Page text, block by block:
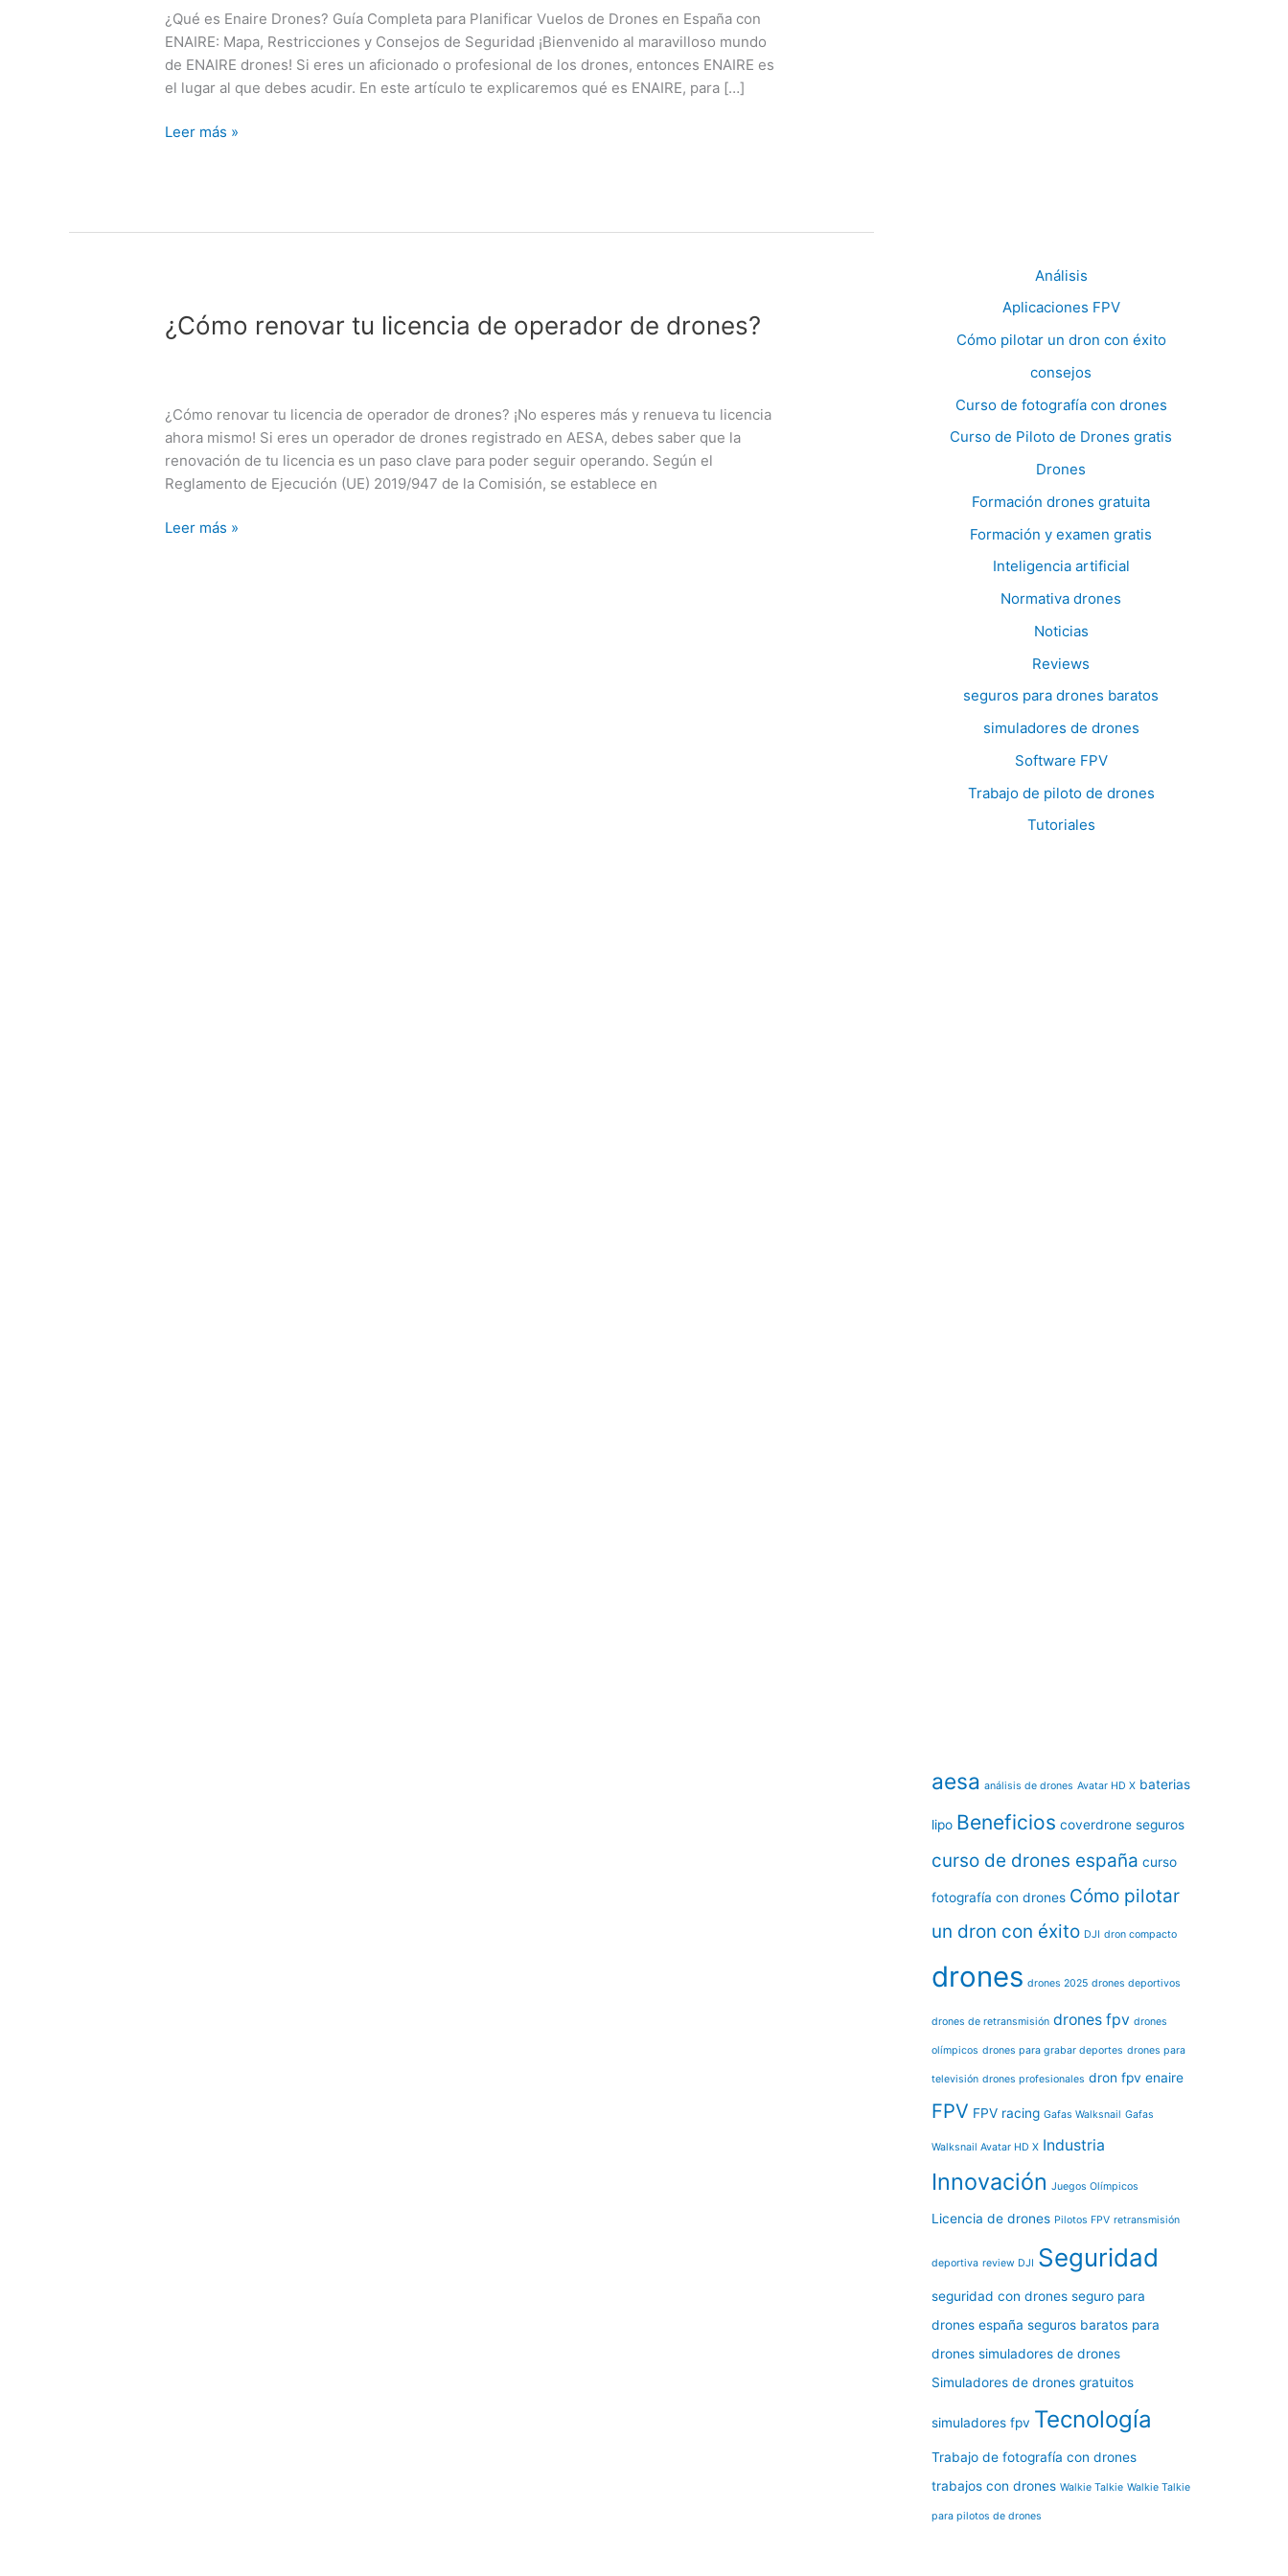
¿Qué es Enaire Drones? Guía Completa para Planificar Vuelos de Drones en España con
ENAIRE: Mapa, Restricciones y Consejos de Seguridad ¡Bienvenido al maravilloso mundo
de ENAIRE drones! Si eres un aficionado o profesional de los drones, entonces ENAIRE es
el lugar al que debes acudir. En este artículo te explicaremos qué es ENAIRE, para […]
Leer más »
¿Cómo renovar tu licencia de operador de drones?
¿Cómo renovar tu licencia de operador de drones? ¡No esperes más y renueva tu licencia
ahora mismo! Si eres un operador de drones registrado en AESA, debes saber que la
renovación de tu licencia es un paso clave para poder seguir operando. Según el
Reglamento de Ejecución (UE) 2019/947 de la Comisión, se establece en
¿Cómo
renovar
de
operador
de
drones?
Leer más »
Análisis
Aplicaciones FPV
Cómo pilotar un dron con éxito
consejos
Curso de fotografía con drones
Curso de Piloto de Drones gratis
Drones
Formación drones gratuita
Formación y examen gratis
Inteligencia artificial
Normativa drones
Noticias
Reviews
seguros para drones baratos
simuladores de drones
Software FPV
Trabajo de piloto de drones
Tutoriales
aesa análisis de drones Avatar HD X baterias
lipo Beneficios coverdrone seguros
curso de drones españa curso
fotografía con drones Cómo pilotar
un dron con éxito DJI dron compacto
drones drones 2025 drones deportivos
drones de retransmisión drones fpv drones
olímpicos drones para grabar deportes drones para
televisión drones profesionales dron fpv enaire
FPV FPV racing Gafas Walksnail Gafas
Walksnail Avatar HD X Industria
Innovación Juegos Olímpicos
Licencia de drones Pilotos FPV retransmisión
deportiva review DJI Seguridad
seguridad con drones seguro para
drones españa seguros baratos para
drones simuladores de drones
Simuladores de drones gratuitos
simuladores fpv Tecnología
Trabajo de fotografía con drones
trabajos con drones Walkie Talkie Walkie Talkie
para pilotos de drones